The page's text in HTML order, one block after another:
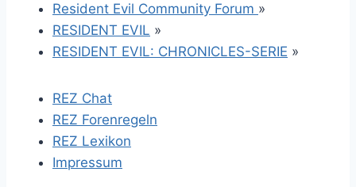
Resident Evil Community Forum »
RESIDENT EVIL »
RESIDENT EVIL: CHRONICLES-SERIE »
REZ Chat
REZ Forenregeln
REZ Lexikon
Impressum